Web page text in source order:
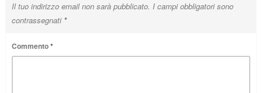
Il tuo indirizzo email non sarà pubblicato. I campi obbligatori sono
contrassegnati *
Commento*